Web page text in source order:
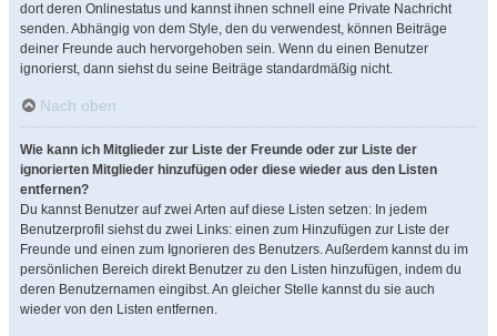
dort deren Onlinestatus und kannst ihnen schnell eine Private Nachricht
senden. Abhängig von dem Style, den du verwendest, können Beiträge
deiner Freunde auch hervorgehoben sein. Wenn du einen Benutzer
ignorierst, dann siehst du seine Beiträge standardmäßig nicht.
Nach oben
Wie kann ich Mitglieder zur Liste der Freunde oder zur Liste der
ignorierten Mitglieder hinzufügen oder diese wieder aus den Listen
entfernen?
Du kannst Benutzer auf zwei Arten auf diese Listen setzen: In jedem
Benutzerprofil siehst du zwei Links: einen zum Hinzufügen zur Liste der
Freunde und einen zum Ignorieren des Benutzers. Außerdem kannst du im
persönlichen Bereich direkt Benutzer zu den Listen hinzufügen, indem du
deren Benutzernamen eingibst. An gleicher Stelle kannst du sie auch
wieder von den Listen entfernen.